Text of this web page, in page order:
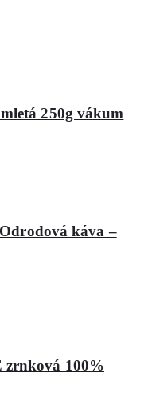
250g vákum
káva –
100%